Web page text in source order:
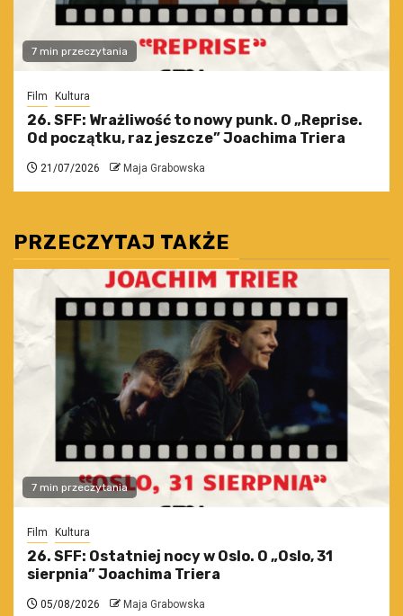
7 min przeczytania
Film Kultura
26. SFF: Wrażliwość to nowy punk. O „Reprise.
Od początku, raz jeszcze” Joachima Triera
21/07/2026 Maja Grabowska
PRZECZYTAJ TAKŻE
7 min przeczytania
Film Kultura
26. SFF: Ostatniej nocy w Oslo. O „Oslo, 31
sierpnia” Joachima Triera
05/08/2026 Maja Grabowska